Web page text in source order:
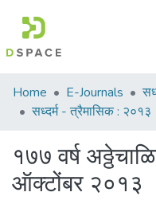
Communities
&
All of DSpace
Home E-Journals
सध्दर्म - त्रैमासिक : २०१३
१७७ वर्ष
ऑक्टोंबर २०१३